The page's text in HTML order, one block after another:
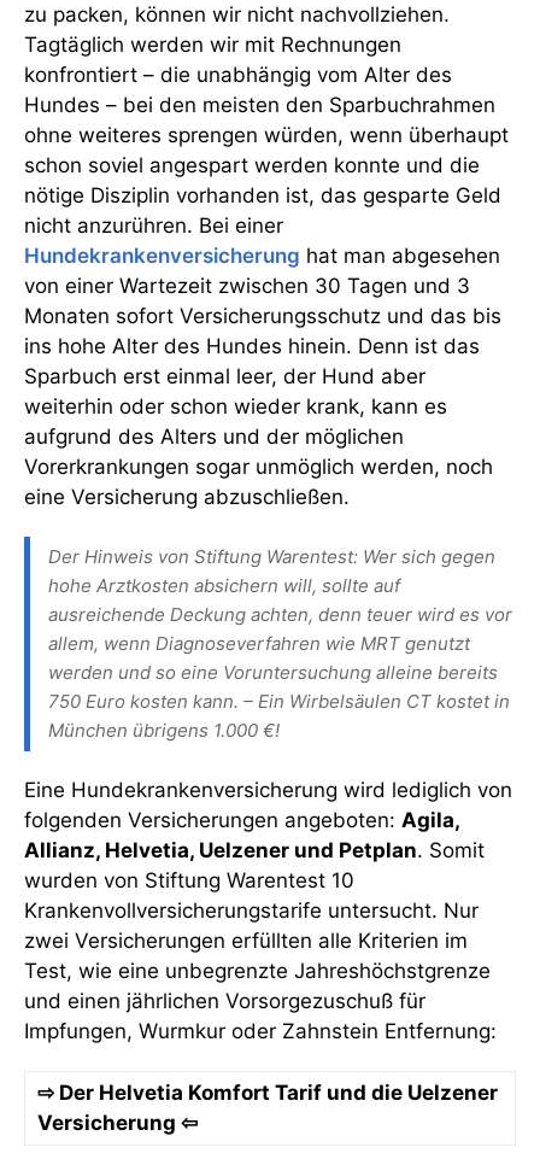
zu packen, können wir nicht nachvollziehen.
Tagtäglich werden wir mit Rechnungen
konfrontiert – die unabhängig vom Alter des
Hundes – bei den meisten den Sparbuchrahmen
ohne weiteres sprengen würden, wenn überhaupt
schon soviel angespart werden konnte und die
nötige Disziplin vorhanden ist, das gesparte Geld
nicht anzurühren. Bei einer
Hundekrankenversicherung hat man abgesehen
von einer Wartezeit zwischen 30 Tagen und 3
Monaten sofort Versicherungsschutz und das bis
ins hohe Alter des Hundes hinein. Denn ist das
Sparbuch erst einmal leer, der Hund aber
weiterhin oder schon wieder krank, kann es
aufgrund des Alters und der möglichen
Vorerkrankungen sogar unmöglich werden, noch
eine Versicherung abzuschließen.
Der Hinweis von Stiftung Warentest: Wer sich gegen
hohe Arztkosten absichern will, sollte auf
ausreichende Deckung achten, denn teuer wird es vor
allem, wenn Diagnoseverfahren wie MRT genutzt
werden und so eine Voruntersuchung alleine bereits
750 Euro kosten kann. – Ein Wirbelsäulen CT kostet in
München übrigens 1.000 €!
Eine Hundekrankenversicherung wird lediglich von
folgenden Versicherungen angeboten: Agila,
Allianz, Helvetia, Uelzener und Petplan. Somit
wurden von Stiftung Warentest 10
Krankenvollversicherungstarife untersucht. Nur
zwei Versicherungen erfüllten alle Kriterien im
Test, wie eine unbegrenzte Jahreshöchstgrenze
und einen jährlichen Vorsorgezuschuß für
Impfungen, Wurmkur oder Zahnstein Entfernung:
⇨ Der Helvetia Komfort Tarif und die Uelzener
Versicherung ⇦